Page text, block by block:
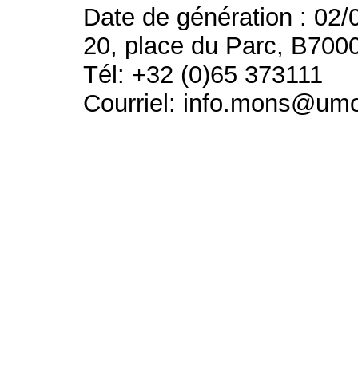
Date de génération : 02/
20, place du Parc,
Tél: +32 (0)65 373111
Courriel: